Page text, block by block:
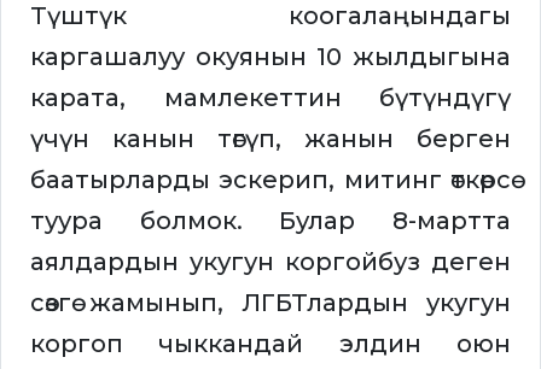
Түштүк коогалаңындагы
каргашалуу окуянын 10 жылдыгына
карата, мамлекеттин бүтүндүгү
үчүн канын төгүп, жанын берген
баатырларды эскерип, митинг өткөрсө
туура болмок. Булар 8-мартта
аялдардын укугун коргойбуз деген
сөзгө жамынып, ЛГБТлардын укугун
коргоп чыккандай элдин оюн